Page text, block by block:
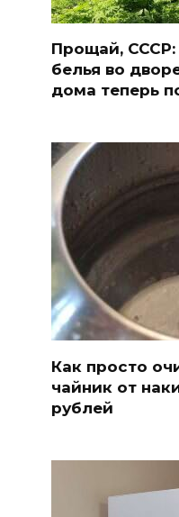
Прощай, СССР:
белья во
дома теперь
Как просто
чайник от
рублей